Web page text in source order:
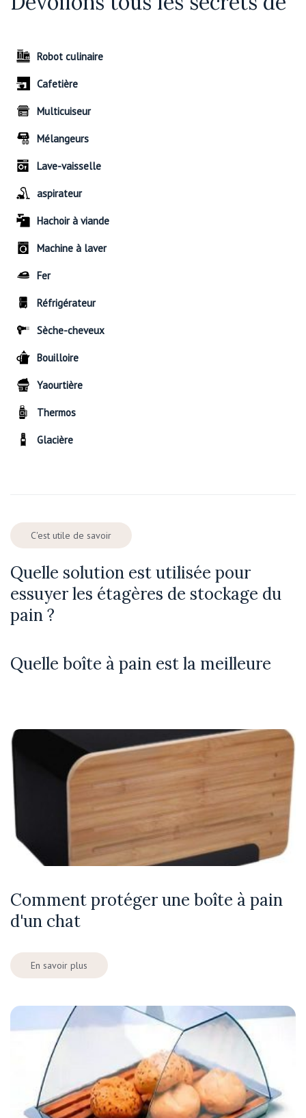
Robot culinaire
Cafetière
Multicuiseur
Mélangeurs
Lave-vaisselle
aspirateur
Hachoir à viande
Machine à laver
Fer
Réfrigérateur
Sèche-cheveux
Bouilloire
Yaourtière
Thermos
Glacière
C'est utile de savoir
Quelle solution est utilisée pour
essuyer les étagères de stockage du
pain ?
Quelle boîte à pain est la meilleure
Comment protéger une boîte à pain
d'un chat
En savoir plus